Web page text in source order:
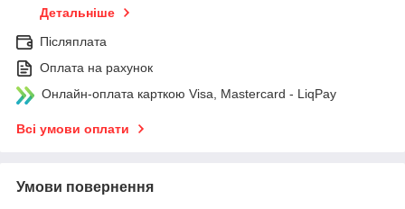
Детальніше
Післяплата
Оплата на рахунок
Онлайн-оплата карткою Visa, Mastercard - LiqPay
Всі умови оплати
Умови повернення